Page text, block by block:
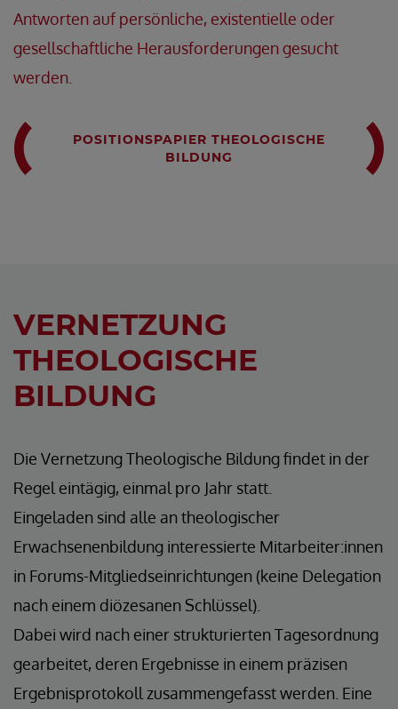
Antworten auf persönliche, existentielle oder
gesellschaftliche Herausforderungen gesucht
werden.
POSITIONSPAPIER THEOLOGISCHE
BILDUNG
VERNETZUNG
THEOLOGISCHE
BILDUNG
Die Vernetzung Theologische Bildung findet in der
Regel eintägig, einmal pro Jahr statt.
Eingeladen sind alle an theologischer
Erwachsenenbildung interessierte Mitarbeiter:innen
in Forums-Mitgliedseinrichtungen (keine Delegation
nach einem diözesanen Schlüssel).
Dabei wird nach einer strukturierten Tagesordnung
gearbeitet, deren Ergebnisse in einem präzisen
Ergebnisprotokoll zusammengefasst werden. Eine